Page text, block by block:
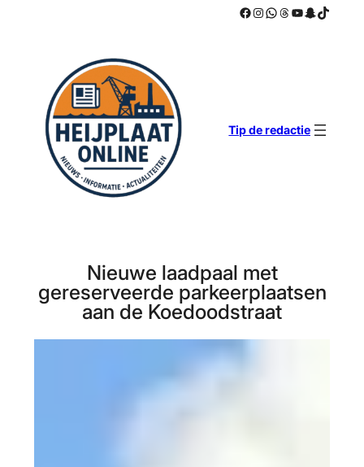
Facebook
Instagram
WhatsApp
Threads
YouTube
Snapchat
TikTok
Tip de redactie
Nieuwe laadpaal met
gereserveerde parkeerplaatsen
aan de Koedoodstraat